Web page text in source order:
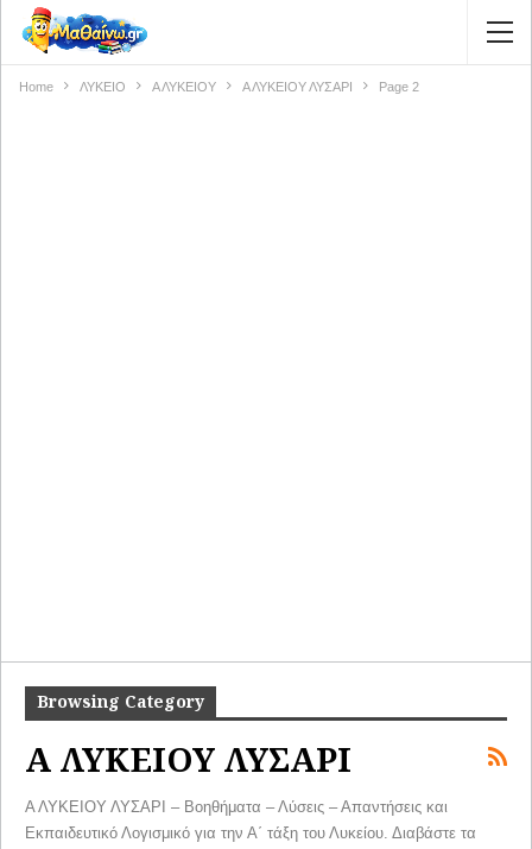
Home ΛΥΚΕΙΟ Α ΛΥΚΕΙΟΥ Α ΛΥΚΕΙΟΥ ΛΥΣΑΡΙ Page 2
Browsing Category
Α ΛΥΚΕΙΟΥ ΛΥΣΑΡΙ
Α ΛΥΚΕΙΟΥ ΛΥΣΑΡΙ – Βοηθήματα – Λύσεις – Απαντήσεις και
Εκπαιδευτικό Λογισμικό για την Α΄ τάξη του Λυκείου. Διαβάστε τα